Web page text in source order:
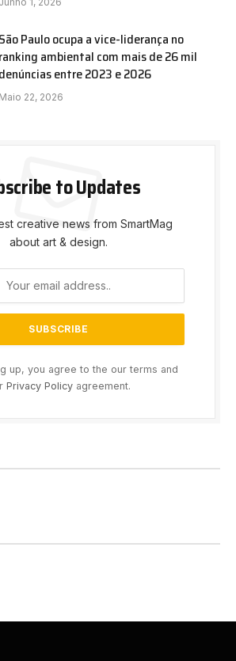
São Paulo ocupa a vice-liderança no
ranking ambiental com mais de 26 mil
denúncias entre 2023 e 2026
Maio 22, 2026
to Updates
creative news from SmartMag
about art & design.
up, you agree to the our terms and
Privacy Policyagreement.